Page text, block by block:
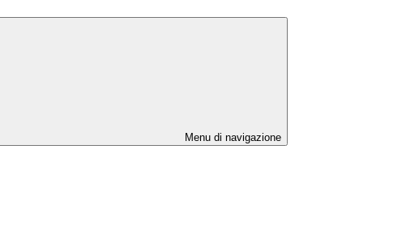
Menu di navigazione